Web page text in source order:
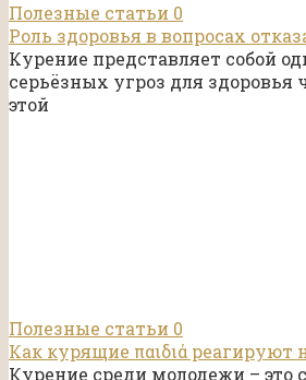
Полезные статьи 0
Роль здоровья в вопросах
Курение представляет собой
серьёзных угроз для здоровья
этой
Полезные статьи 0
Как курящие παιδιά реагируют
Курение среди молодежи – это